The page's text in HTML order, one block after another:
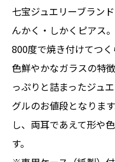
七宝ジュエリーブラン
んかく・しかくピアス
800度で焼き付けてつ
色鮮やかなガラスの特
っぷりと詰まったジュ
グルのお値段となりま
し、両耳であえて形や
す。